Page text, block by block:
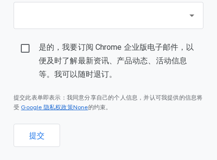
是的，我要订阅 Chrome 企业版电子邮件，以
便及时了解最新资讯、产品动态、活动信息
等。我可以随时退订。
提交此表单即表示：我同意分享自己的个人信息，并认可我提供的信息将
受 Google 隐私权政策None的约束。
提交